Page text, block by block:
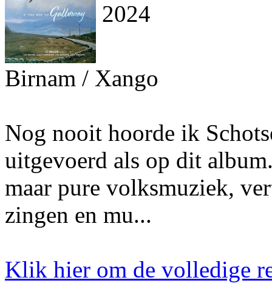
2024
Birnam / Xango
Nog nooit hoorde ik
uitgevoerd als op dit
maar pure volksmuziek,
zingen en mu...
Klik hier om de volledige